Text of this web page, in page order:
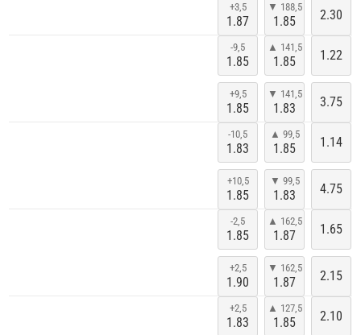
+3,5
1.87
▼ 188,5
1.85 2.30
-9,5
1.85
+9,5
1.85
▲ 141,5
1.85
▼ 141,5
1.83
1.22
3.75
-10,5
1.83
+10,5
1.85
▲ 99,5
1.85
▼ 99,5
1.83
1.14
4.75
-2,5
1.85
+2,5
1.90
▲ 162,5
1.87
▼ 162,5
1.87
1.65
2.15
+2,5
1.83
▲ 127,5
1.85 2.10